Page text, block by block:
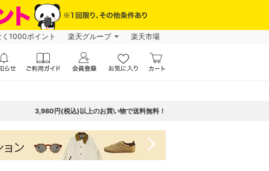
1000ポイント 楽天グループ 楽天市場
3,980円(税込)以上のお買い物で送料無料！
navigate_next